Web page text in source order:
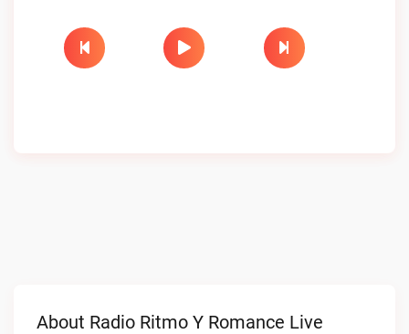
About Radio Ritmo Y Romance Live